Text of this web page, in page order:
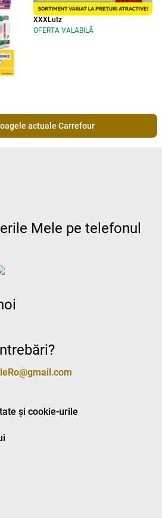
XXXLutz
OFERTA VALABILĂ
actuale Carrefour
Mele pe telefonul
și cookie-urile